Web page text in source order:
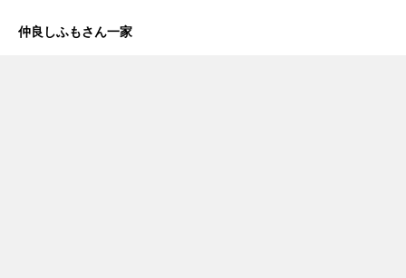
仲良しふもさん一家